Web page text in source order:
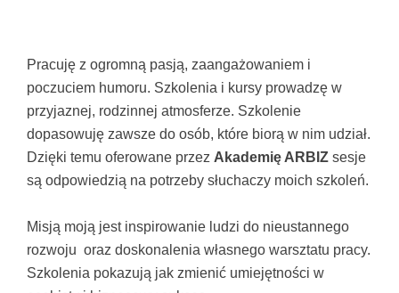
Pracuję z ogromną pasją, zaangażowaniem i
poczuciem humoru. Szkolenia i kursy prowadzę w
przyjaznej, rodzinnej atmosferze. Szkolenie
dopasowuję zawsze do osób, które biorą w nim udział.
Dzięki temu oferowane przez Akademię ARBIZ sesje
są odpowiedzią na potrzeby słuchaczy moich szkoleń.
Misją moją jest inspirowanie ludzi do nieustannego
rozwoju oraz doskonalenia własnego warsztatu pracy.
Szkolenia pokazują jak zmienić umiejętności w